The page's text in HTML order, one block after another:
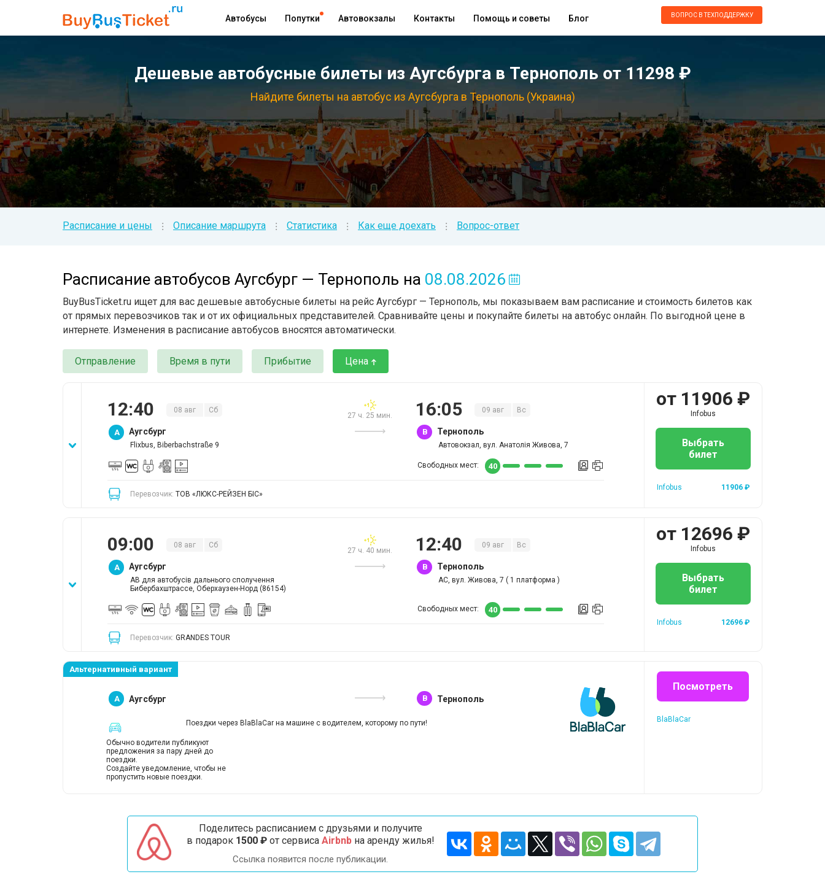
Автобусы Попутки Автовокзалы Контакты Помощь и советы Блог ВОПРОС В ТЕХПОДДЕРЖКУ
Дешевые автобусные билеты из Аугсбурга в Тернополь от 11298 ₽
Найдите билеты на автобус из Аугсбурга в Тернополь (Украина)
Расписание и цены ⁝ Описание маршрута ⁝ Статистика ⁝ Как еще доехать ⁝ Вопрос-ответ
Расписание автобусов Аугсбург — Тернополь на 08.08.2026
BuyBusTicket.ru ищет для вас дешевые автобусные билеты на рейс Аугсбург — Тернополь, мы показываем вам расписание и стоимость билетов как
от прямых перевозчиков так и от их официальных представителей. Сравнивайте цены и покупайте билеты на автобус онлайн. По выгодной цене в
интернете. Изменения в расписание автобусов вносятся автоматически.
Отправление Время в пути Прибытие Цена
12:40 08 авг Сб
A Аугсбург
Flixbus, Biberbachstraße 9
27 ч. 25 мин. 16:05 09 авг Вс
B Тернополь
Автовокзал, вул. Анатолія Живова, 7
Свободных мест: 40
Перевозчик: ТОВ «ЛЮКС-РЕЙЗЕН БІС»
от 11906 ₽
Infobus
Выбрать
билет
Infobus 11906 ₽
09:00 08 авг Сб
A Аугсбург
АВ для автобусів дальнього сполучення
Бибербахштрассе, Оберхаузен-Норд (86154)
27 ч. 40 мин. 12:40 09 авг Вс
B Тернополь
АС, вул. Живова, 7 ( 1 платформа )
Свободных мест: 40
Перевозчик: GRANDES TOUR
от 12696 ₽
Infobus
Выбрать
билет
Infobus 12696 ₽
Альтернативный вариант
A Аугсбург B Тернополь
Поездки через BlaBlaCar на машине с водителем, которому по пути!
Обычно водители публикуют
предложения за пару дней до
поездки.
Создайте уведомление, чтобы не
пропустить новые поездки.
Посмотреть
BlaBlaCar
Поделитесь расписанием с друзьями и получите
в подарок 1500 ₽от сервиса Airbnbна аренду жилья!
Ссылка появится после публикации.